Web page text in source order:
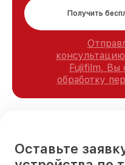
Получить
Fujifilm, Вы
обработку
Оставьте